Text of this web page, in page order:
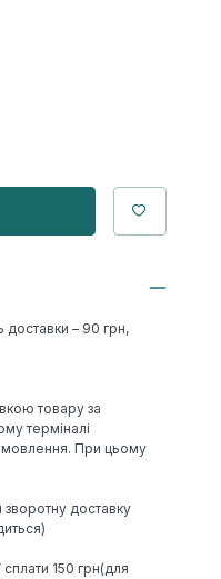
доставки – 90 грн,
товару за
терміналі
При цьому
зворотну доставку
150 грн(для